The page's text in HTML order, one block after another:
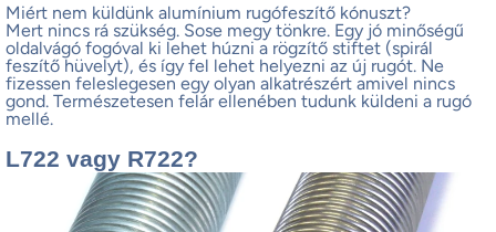
Miért nem küldünk alumínium rugófeszítő kónuszt?
Mert nincs rá szükség. Sose megy tönkre. Egy jó minőségű
oldalvágó fogóval ki lehet húzni a rögzítő stiftet (spirál
feszítő hüvelyt), és így fel lehet helyezni az új rugót. Ne
fizessen feleslegesen egy olyan alkatrészért amivel nincs
gond. Természetesen felár ellenében tudunk küldeni a rugó
mellé.
L722 vagy R722?